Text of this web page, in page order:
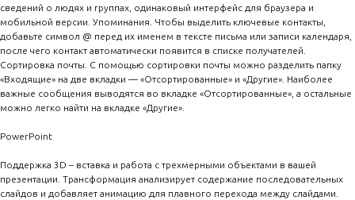
сведений о людях и группах, одинаковый интерфейс для браузера и
мобильной версии. Упоминания. Чтобы выделить ключевые контакты,
добавьте символ @ перед их именем в тексте письма или записи календаря,
после чего контакт автоматически появится в списке получателей.
Сортировка почты. С помощью сортировки почты можно разделить папку
«Входящие» на две вкладки — «Отсортированные» и «Другие». Наиболее
важные сообщения выводятся во вкладке «Отсортированные», а остальные
можно легко найти на вкладке «Другие».
PowerPoint
Поддержка 3D – вставка и работа с трехмерными объектами в вашей
презентации. Трансформация анализирует содержание последовательных
слайдов и добавляет анимацию для плавного перехода между слайдами.